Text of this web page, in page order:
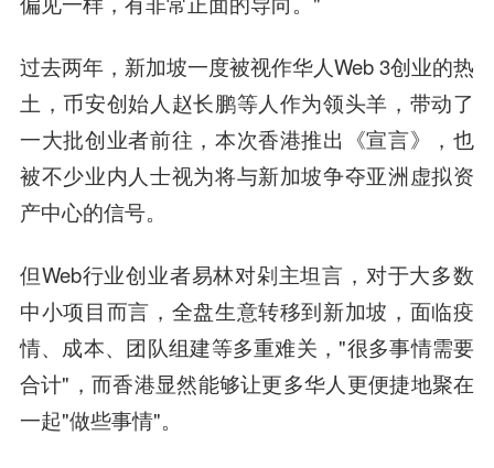
过去两年，新加坡一度被视作华人Web 3创业的热
土，币安创始人赵长鹏等人作为领头羊，带动了
一大批创业者前往，本次香港推出《宣言》，也
被不少业内人士视为将与新加坡争夺亚洲虚拟资
产中心的信号。
但Web行业创业者易林对剁主坦言，对于大多数
中小项目而言，全盘生意转移到新加坡，面临疫
情、成本、团队组建等多重难关，"很多事情需要
合计"，而香港显然能够让更多华人更便捷地聚在
一起"做些事情"。